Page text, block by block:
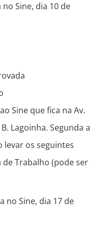
no Sine, dia 10 de
Sine que fica na Av.
Lagoinha. Segunda a
levar os seguintes
de Trabalho (pode ser
no Sine, dia 17 de